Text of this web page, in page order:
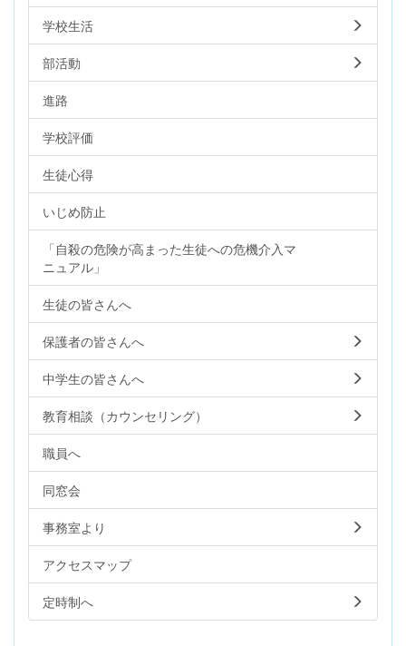
学校生活
部活動
進路
学校評価
生徒心得
いじめ防止
「自殺の危険が高まった生徒への危機介入マ
ニュアル」
生徒の皆さんへ
保護者の皆さんへ
中学生の皆さんへ
教育相談（カウンセリング）
職員へ
同窓会
事務室より
アクセスマップ
定時制へ